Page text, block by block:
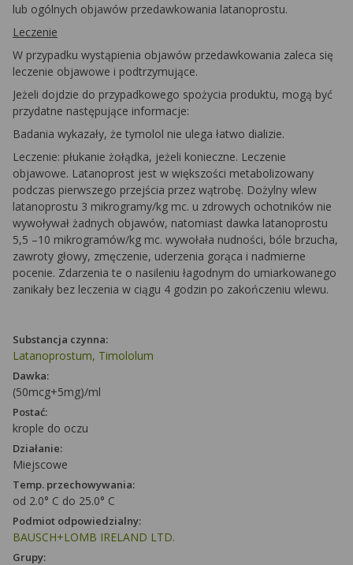
lub ogólnych objawów przedawkowania latanoprostu.
Leczenie
W przypadku wystąpienia objawów przedawkowania zaleca się
leczenie objawowe i podtrzymujące.
Jeżeli dojdzie do przypadkowego spożycia produktu, mogą być
przydatne następujące informacje:
Badania wykazały, że tymolol nie ulega łatwo dializie.
Leczenie: płukanie żołądka, jeżeli konieczne. Leczenie
objawowe. Latanoprost jest w większości metabolizowany
podczas pierwszego przejścia przez wątrobę. Dożylny wlew
latanoprostu 3 mikrogramy/kg mc. u zdrowych ochotników nie
wywoływał żadnych objawów, natomiast dawka latanoprostu
5,5 –10 mikrogramów/kg mc. wywołała nudności, bóle brzucha,
zawroty głowy, zmęczenie, uderzenia gorąca i nadmierne
pocenie. Zdarzenia te o nasileniu łagodnym do umiarkowanego
zanikały bez leczenia w ciągu 4 godzin po zakończeniu wlewu.
Substancja czynna:
Latanoprostum, Timololum
Dawka:
(50mcg+5mg)/ml
Postać:
krople do oczu
Działanie:
Miejscowe
Temp. przechowywania:
od 2.0° C do 25.0° C
Podmiot odpowiedzialny:
BAUSCH+LOMB IRELAND LTD.
Grupy: